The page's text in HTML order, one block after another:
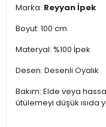
Marka: Reyyan İpek
Boyut: 100 cm
Materyal: %100 İpek
Desen: Desenli Oyalık
Bakım: Elde veya
ütülemeyi düşük ısıda